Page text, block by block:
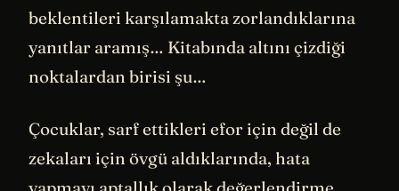
beklentileri karşılamakta zorlandıklarına
yanıtlar aramış… Kitabında altını çizdiği
noktalardan birisi şu…
Çocuklar, sarf ettikleri efor için değil de
zekaları için övgü aldıklarında, hata